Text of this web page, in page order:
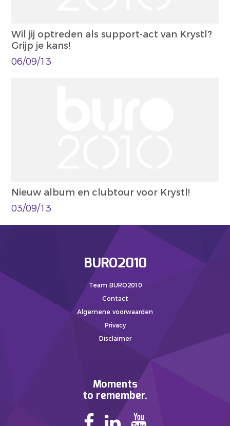
Wil jij optreden als support-act van Krystl?
Grijp je kans!
06/09/13
Nieuw album en clubtour voor Krystl!
03/09/13
BURO2010
Team BURO2010
Contact
Algemene voorwaarden
Privacy
Disclaimer
Moments
to remember.